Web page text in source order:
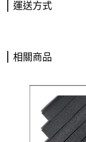
運送方式
相關商品